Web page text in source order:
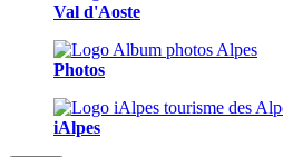
Val d'Aoste
Photos
iAlpes